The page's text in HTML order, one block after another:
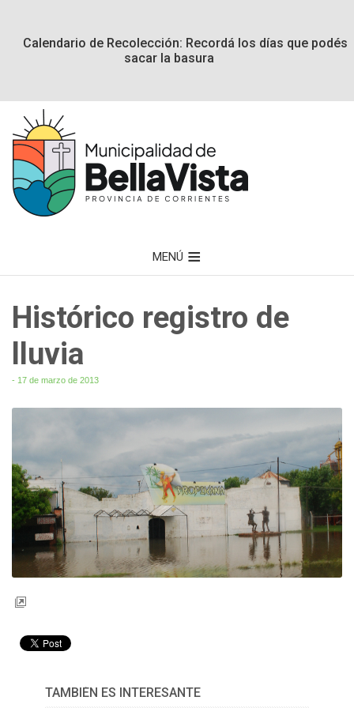
Calendario de Recolección: Recordá los días que podés
sacar la basura
MENÚ
Histórico registro de
lluvia
- 17 de marzo de 2013
TAMBIÉN ES INTERESANTE